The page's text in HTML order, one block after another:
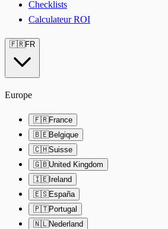
Checklists
Calculateur ROI
🇫🇷FR
Europe
🇫🇷France
🇧🇪Belgique
🇨🇭Suisse
🇬🇧United Kingdom
🇮🇪Ireland
🇪🇸España
🇵🇹Portugal
🇳🇱Nederland